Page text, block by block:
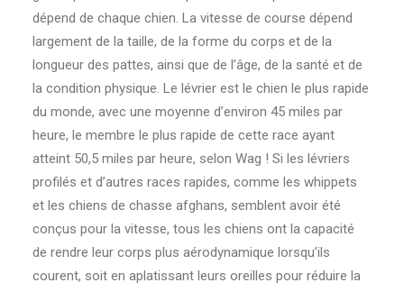
dépend de chaque chien. La vitesse de course dépend
largement de la taille, de la forme du corps et de la
longueur des pattes, ainsi que de l’âge, de la santé et de
la condition physique. Le lévrier est le chien le plus rapide
du monde, avec une moyenne d’environ 45 miles par
heure, le membre le plus rapide de cette race ayant
atteint 50,5 miles par heure, selon Wag ! Si les lévriers
profilés et d’autres races rapides, comme les whippets
et les chiens de chasse afghans, semblent avoir été
conçus pour la vitesse, tous les chiens ont la capacité
de rendre leur corps plus aérodynamique lorsqu’ils
courent, soit en aplatissant leurs oreilles pour réduire la